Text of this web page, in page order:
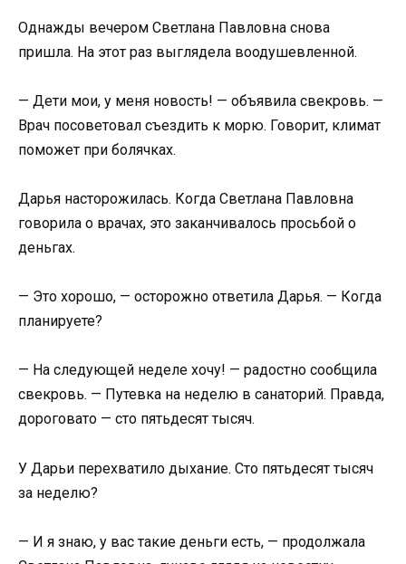
Однажды вечером Светлана Павловна снова
пришла. На этот раз выглядела воодушевленной.
— Дети мои, у меня новость! — объявила свекровь. —
Врач посоветовал съездить к морю. Говорит, климат
поможет при болячках.
Дарья насторожилась. Когда Светлана Павловна
говорила о врачах, это заканчивалось просьбой о
деньгах.
— Это хорошо, — осторожно ответила Дарья. — Когда
планируете?
— На следующей неделе хочу! — радостно сообщила
свекровь. — Путевка на неделю в санаторий. Правда,
дороговато — сто пятьдесят тысяч.
У Дарьи перехватило дыхание. Сто пятьдесят тысяч
за неделю?
— И я знаю, у вас такие деньги есть, — продолжала